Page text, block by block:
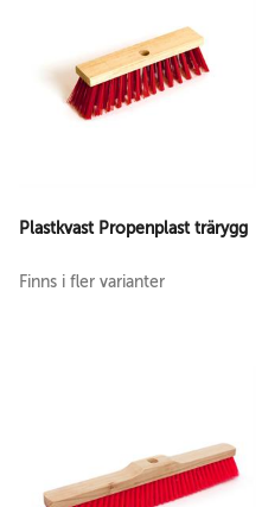
Plastkvast Propenplast trärygg
Finns i fler varianter